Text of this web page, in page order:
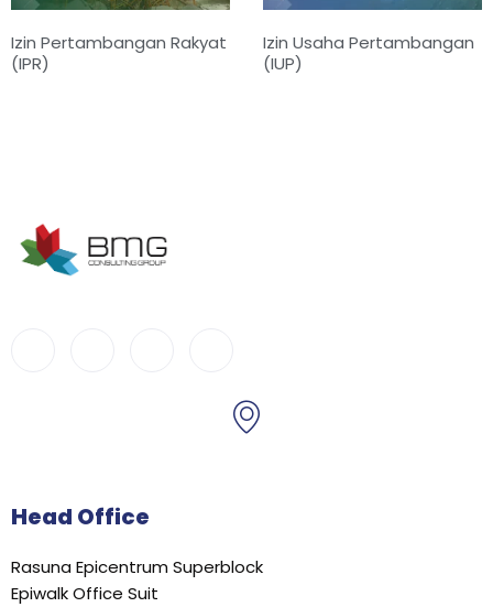
Izin Pertambangan Rakyat
(IPR)
Izin Usaha Pertambangan
(IUP)
Head Office
Rasuna Epicentrum Superblock
Epiwalk Office Suit